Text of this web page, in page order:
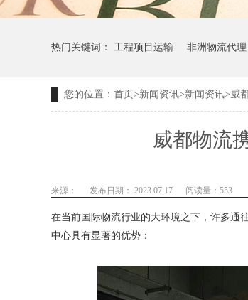
热门关键词： 工程项目运输 非洲物流代理
您的位置： 首页>新闻资讯>新闻资讯> 威
威都物流
来源： 发布日期： 2023.07.17 阅读量： 553
在当前国际物流行业的大环境之下，许多通
中心具有显著的优势：